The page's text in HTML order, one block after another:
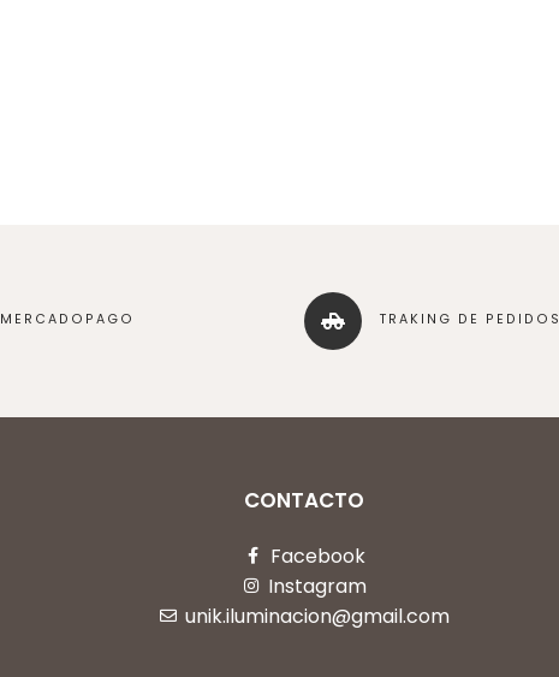
MERCADOPAGO TRAKING DE PEDIDOS
CONTACTO
Facebook
Instagram
unik.iluminacion@gmail.com